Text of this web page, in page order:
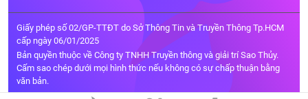
Giấy phép số 02/GP-TTĐT do Sở Thông Tin và Truyền Thông Tp.HCM
cấp ngày 06/01/2025
Bản quyền thuộc về Công ty TNHH Truyền thông và giải trí Sao Thủy.
Cấm sao chép dưới mọi hình thức nếu không có sự chấp thuận bằng
văn bản.